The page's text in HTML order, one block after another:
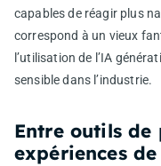
capables de réagir plus
correspond à un vieux
l’utilisation de l’IA
sensible dans l’industrie.
Entre outils de
expériences